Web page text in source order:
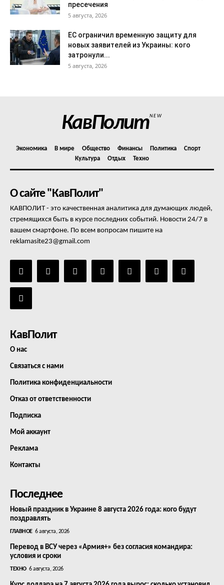
пресечения
5 августа, 2026
ЕС ограничил временную защиту для
новых заявителей из Украины: кого
затронули...
5 августа, 2026
КавПолитNEW
Экономика В мире Общество Финансы Политика
Спорт
Культура
Отдых Техно
О сайте "КавПолит"
КАВПОЛИТ - это качественная аналитика для думающих людей,
стремящихся быть в курсе последних событий. Новости 24/7 в
вашем смартфоне. По всем вопросам пишите на
reklamasite23@gmail.com
КавПолит
О нас
Связаться с нами
Политика конфиденциальности
Отказ от ответственности
Подписка
Мой аккаунт
Реклама
Контакты
Последнее
Новый праздник в Украине 8 августа 2026 года: кого будут
поздравлять
ГЛАВНОЕ 6 августа, 2026
Перевод в ВСУ через «Армия+» без согласия командира:
условия и сроки
ТЕХНО 6 августа, 2026